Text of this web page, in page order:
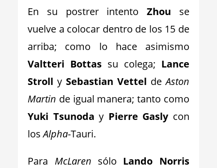
En su postrer intento Zhou se
vuelve a colocar dentro de los 15 de
arriba; como lo hace asimismo
Valtteri Bottas su colega; Lance
Stroll y Sebastian Vettel deAston
Martin de igual manera; tanto como
Yuki Tsunoda y Pierre Gaslycon
losAlpha-Tauri.
Para McLaren sólo Lando Norris